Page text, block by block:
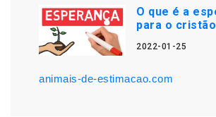
O que é a
para o
2022-01-25
animais-de-estimacao.com